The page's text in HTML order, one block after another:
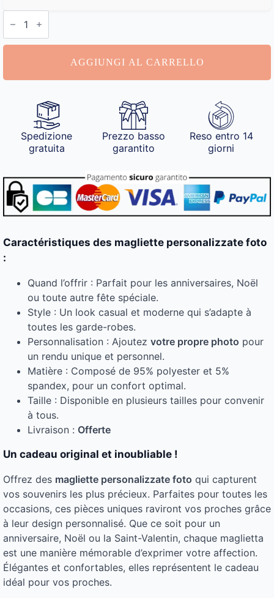
Magliette
Personalizzate
quantità
AGGIUNGI AL CARRELLO
Spedizione
gratuita
Prezzo basso
garantito
Reso entro 14
giorni
Caractéristiques des magliette personalizzate foto
:
Quand l’offrir : Parfait pour les anniversaires, Noël
ou toute autre fête spéciale.
Style : Un look casual et moderne qui s’adapte à
toutes les garde-robes.
Personnalisation : Ajoutez votre propre photo pour
un rendu unique et personnel.
Matière : Composé de 95% polyester et 5%
spandex, pour un confort optimal.
Taille : Disponible en plusieurs tailles pour convenir
à tous.
Livraison : Offerte
Un cadeau original et inoubliable !
Offrez des magliette personalizzate foto qui capturent
vos souvenirs les plus précieux. Parfaites pour toutes les
occasions, ces pièces uniques raviront vos proches grâce
à leur design personnalisé. Que ce soit pour un
anniversaire, Noël ou la Saint-Valentin, chaque maglietta
est une manière mémorable d’exprimer votre affection.
Élégantes et confortables, elles représentent le cadeau
idéal pour vos proches.